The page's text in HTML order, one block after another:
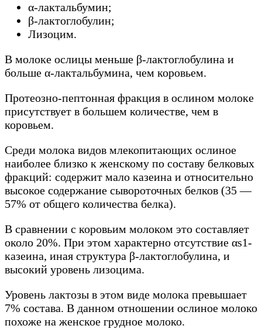
α-лактальбумин;
β-лактоглобулин;
Лизоцим.
В молоке ослицы меньше β-лактоглобулина и
больше α-лактальбумина, чем коровьем.
Протеозно-пептонная фракция в ослином молоке
присутствует в большем количестве, чем в
коровьем.
Среди молока видов млекопитающих ослиное
наиболее близко к женскому по составу белковых
фракций: содержит мало казеина и относительно
высокое содержание сывороточных белков (35 —
57% от общего количества белка).
В сравнении с коровьим молоком это составляет
около 20%. При этом характерно отсутствие αs1-
казеина, иная структура β-лактоглобулина, и
высокий уровень лизоцима.
Уровень лактозы в этом виде молока превышает
7% состава. В данном отношении ослиное молоко
похоже на женское грудное молоко.